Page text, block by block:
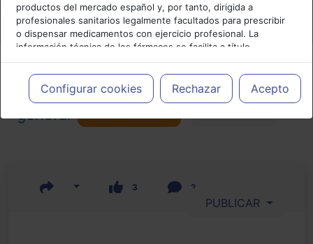
Cancelar
productos del mercado español y, por tanto, dirigida a
profesionales sanitarios legalmente facultados para prescribir
o dispensar medicamentos con ejercicio profesional. La
información técnica de los fármacos se facilita a título
meramente informativo, siendo responsabilidad de los
profesionales facultados prescribir medicamentos y decidir, en
cada caso concreto, el tratamiento más adecuado a las
necesidades del paciente.
Configurar cookies Rechazar Acepto
Actualidad y Artículos|Psiquiatría
general
3 2
PUBLICAR